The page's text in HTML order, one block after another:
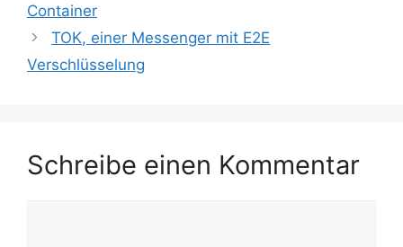
Container
TOK, einer Messenger mit E2E
Verschlüsselung
Schreibe einen Kommentar